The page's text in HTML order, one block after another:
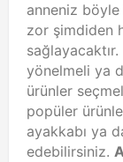
anneniz
zor şimdiden
yönelmeli ya
ürünler
popüler
ayakkabı ya
edebilirsiniz.